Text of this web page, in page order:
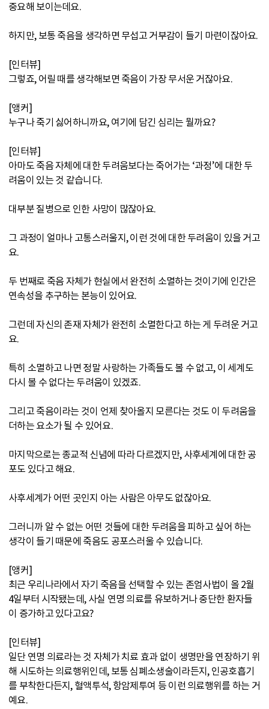
중요해 보이는데요.
하지만, 보통 죽음을 생각하면 무섭고 거부감이 들기 마련이잖아요.
[인터뷰]
그렇죠, 어릴 때를 생각해보면 죽음이 가장 무서운 거잖아요.
[앵커]
누구나 죽기 싫어하니까요, 여기에 담긴 심리는 뭘까요?
[인터뷰]
아마도 죽음 자체에 대한 두려움보다는 죽어가는 ‘과정’에 대한 두
려움이 있는 것 같습니다.
대부분 질병으로 인한 사망이 많잖아요.
그 과정이 얼마나 고통스러울지, 이런 것에 대한 두려움이 있을 거고
요.
두 번째로 죽음 자체가 현실에서 완전히 소멸하는 것이기에 인간은
연속성을 추구하는 본능이 있어요.
그런데 자신의 존재 자체가 완전히 소멸한다고 하는 게 두려운 거고
요.
특히 소멸하고 나면 정말 사랑하는 가족들도 볼 수 없고, 이 세계도
다시 볼 수 없다는 두려움이 있겠죠.
그리고 죽음이라는 것이 언제 찾아올지 모른다는 것도 이 두려움을
더하는 요소가 될 수 있어요.
마지막으로는 종교적 신념에 따라 다르겠지만, 사후세계에 대한 공
포도 있다고 해요.
사후세계가 어떤 곳인지 아는 사람은 아무도 없잖아요.
그러니까 알 수 없는 어떤 것들에 대한 두려움을 피하고 싶어 하는
생각이 들기 때문에 죽음도 공포스러울 수 있습니다.
[앵커]
최근 우리나라에서 자기 죽음을 선택할 수 있는 존엄사법이 올 2월
4일부터 시작됐는데, 사실 연명 의료를 유보하거나 중단한 환자들
이 증가하고 있다고요?
[인터뷰]
일단 연명 의료라는 것 자체가 치료 효과 없이 생명만을 연장하기 위
해 시도하는 의료행위인데, 보통 심폐소생술이라든지, 인공호흡기
를 부착한다든지, 혈액투석, 항암제투여 등 이런 의료행위를 하는 거
예요.